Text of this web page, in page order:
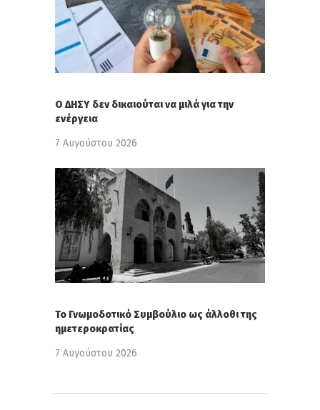
Ο ΔΗΣΥ δεν δικαιούται να μιλά για την
ενέργεια
7 Αυγούστου 2026
Το Γνωμοδοτικό Συμβούλιο ως άλλοθι της
ημετεροκρατίας
7 Αυγούστου 2026